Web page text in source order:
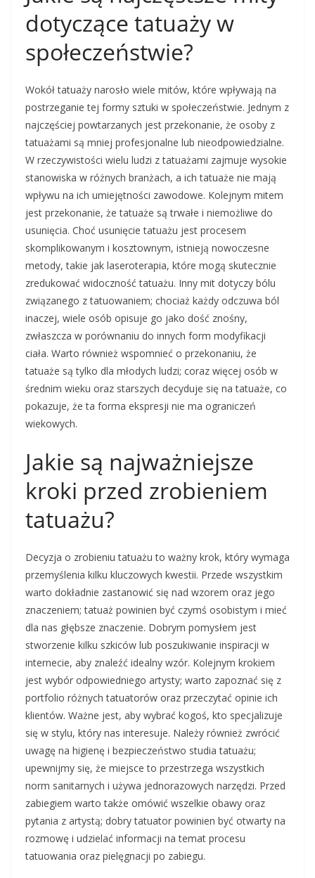
dotyczące tatuaży w
społeczeństwie?
Wokół tatuaży narosło wiele mitów, które wpływają na
postrzeganie tej formy sztuki w społeczeństwie. Jednym z
najczęściej powtarzanych jest przekonanie, że osoby z
tatuażami są mniej profesjonalne lub nieodpowiedzialne.
W rzeczywistości wielu ludzi z tatuażami zajmuje wysokie
stanowiska w różnych branżach, a ich tatuaże nie mają
wpływu na ich umiejętności zawodowe. Kolejnym mitem
jest przekonanie, że tatuaże są trwałe i niemożliwe do
usunięcia. Choć usunięcie tatuażu jest procesem
skomplikowanym i kosztownym, istnieją nowoczesne
metody, takie jak laseroterapia, które mogą skutecznie
zredukować widoczność tatuażu. Inny mit dotyczy bólu
związanego z tatuowaniem; chociaż każdy odczuwa ból
inaczej, wiele osób opisuje go jako dość znośny,
zwłaszcza w porównaniu do innych form modyfikacji
ciała. Warto również wspomnieć o przekonaniu, że
tatuaże są tylko dla młodych ludzi; coraz więcej osób w
średnim wieku oraz starszych decyduje się na tatuaże, co
pokazuje, że ta forma ekspresji nie ma ograniczeń
wiekowych.
Jakie są najważniejsze
kroki przed zrobieniem
tatuażu?
Decyzja o zrobieniu tatuażu to ważny krok, który wymaga
przemyślenia kilku kluczowych kwestii. Przede wszystkim
warto dokładnie zastanowić się nad wzorem oraz jego
znaczeniem; tatuaż powinien być czymś osobistym i mieć
dla nas głębsze znaczenie. Dobrym pomysłem jest
stworzenie kilku szkiców lub poszukiwanie inspiracji w
internecie, aby znaleźć idealny wzór. Kolejnym krokiem
jest wybór odpowiedniego artysty; warto zapoznać się z
portfolio różnych tatuatorów oraz przeczytać opinie ich
klientów. Ważne jest, aby wybrać kogoś, kto specjalizuje
się w stylu, który nas interesuje. Należy również zwrócić
uwagę na higienę i bezpieczeństwo studia tatuażu;
upewnijmy się, że miejsce to przestrzega wszystkich
norm sanitarnych i używa jednorazowych narzędzi. Przed
zabiegiem warto także omówić wszelkie obawy oraz
pytania z artystą; dobry tatuator powinien być otwarty na
rozmowę i udzielać informacji na temat procesu
tatuowania oraz pielęgnacji po zabiegu.